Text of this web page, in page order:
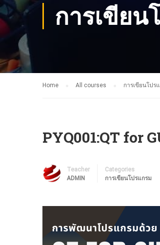
การเขียน
Home All courses การเขียนโปร
PYQ001:QT for
Teacher
ADMIN
Categories
การเขียนโปรแกรม